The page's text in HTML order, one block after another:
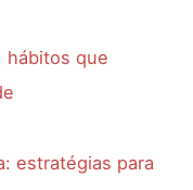
hábitos que
estratégias para